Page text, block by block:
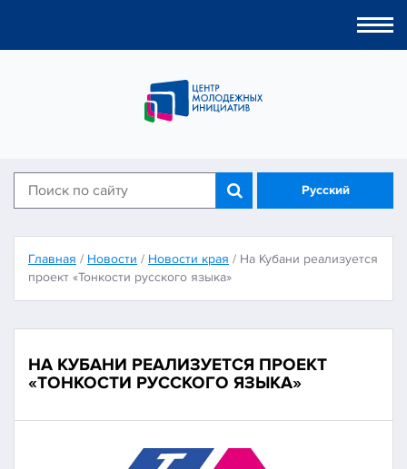
Русский
Главная / Новости / Новости края / На Кубани реализуется
проект «Тонкости русского языка»
НА КУБАНИ РЕАЛИЗУЕТСЯ ПРОЕКТ
«ТОНКОСТИ РУССКОГО ЯЗЫКА»